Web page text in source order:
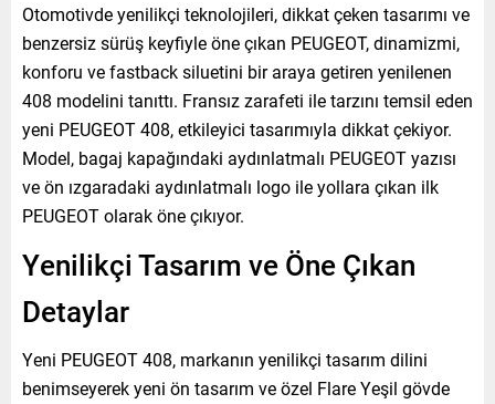
Otomotivde yenilikçi teknolojileri, dikkat çeken tasarımı ve
benzersiz sürüş keyfiyle öne çıkan PEUGEOT, dinamizmi,
konforu ve fastback siluetini bir araya getiren yenilenen
408 modelini tanıttı. Fransız zarafeti ile tarzını temsil eden
yeni PEUGEOT 408, etkileyici tasarımıyla dikkat çekiyor.
Model, bagaj kapağındaki aydınlatmalı PEUGEOT yazısı
ve ön ızgaradaki aydınlatmalı logo ile yollara çıkan ilk
PEUGEOT olarak öne çıkıyor.
Yenilikçi Tasarım ve Öne Çıkan
Detaylar
Yeni PEUGEOT 408, markanın yenilikçi tasarım dilini
benimseyerek yeni ön tasarım ve özel Flare Yeşil gövde